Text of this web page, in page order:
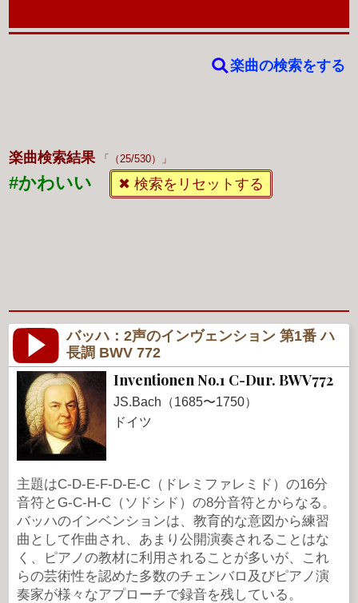
楽曲の検索をする
楽曲検索結果 （25/530）
#かわいい ✖ 検索をリセットする
バッハ：2声のインヴェンション 第1番 ハ
長調 BWV 772
Inventionen No.1 C-Dur. BWV772
JS.Bach（1685〜1750）
ドイツ
主題はC-D-E-F-D-E-C（ドレミファレミド）の16分
音符とG-C-H-C（ソドシド）の8分音符とからなる。
バッハのインベンションは、教育的な意図から練習
曲として作曲され、あまり公開演奏されることはな
く、ピアノの教材に利用されることが多いが、これ
らの芸術性を認めた多数のチェンバロ及びピアノ演
奏家が様々なアプローチで録音を残している。